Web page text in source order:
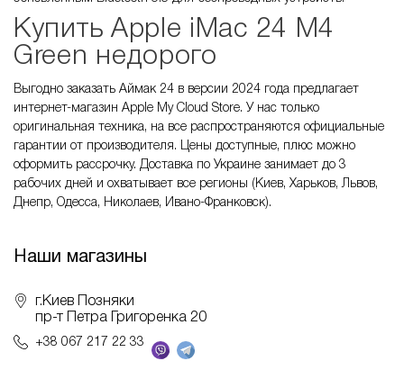
Купить Apple iMac 24 M4
Green недорого
Выгодно заказать Аймак 24 в версии 2024 года предлагает
интернет-магазин Apple My Cloud Store. У нас только
оригинальная техника, на все распространяются официальные
гарантии от производителя. Цены доступные, плюс можно
оформить рассрочку. Доставка по Украине занимает до 3
рабочих дней и охватывает все регионы (Киев, Харьков, Львов,
Днепр, Одесса, Николаев, Ивано-Франковск).
Наши магазины
г.Киев Позняки
пр-т Петра Григоренка 20
+38 067 217 22 33